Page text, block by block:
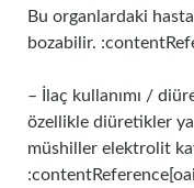
Bu organlardaki
bozabilir.
– İlaç kullanımı /
özellikle diüretikler ya
müshiller elektrolit